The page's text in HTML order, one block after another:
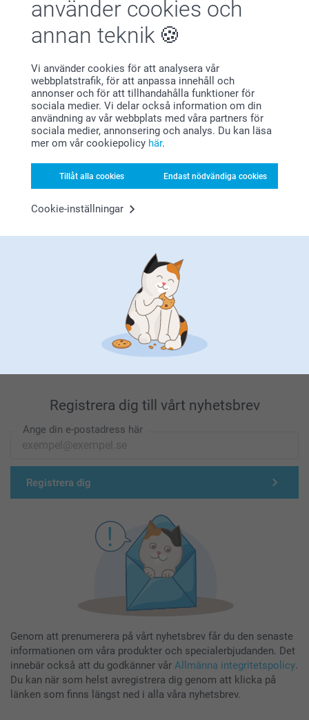
använder cookies och
annan teknik
Vi använder cookies för att analysera vår
webbplatstrafik, för att anpassa innehåll och
annonser och för att tillhandahålla funktioner för
sociala medier. Vi delar också information om din
användning av vår webbplats med våra partners för
sociala medier, annonsering och analys. Du kan läsa
mer om vår cookiepolicy här.
Tillåt alla cookies Endast nödvändiga cookies
Cookie-inställningar
Bonus på alla dina köp
Letar du efter inspiration?
Förstklassig kundservice
Registrera dig till vårt nyhetsbrev
Ange din e-postadress här
Registrera dig
Genom att prenumerera på vårt nyhetsbrev får du den senaste
informationen om våra produkter och specialerbjudanden. Det
innebär också att du godkänner vår Allmänna integritetspolicy.
Du kan när som helst avregistrera dig genom att klicka på
länken som finns längst ned i alla våra nyhetsbrev.